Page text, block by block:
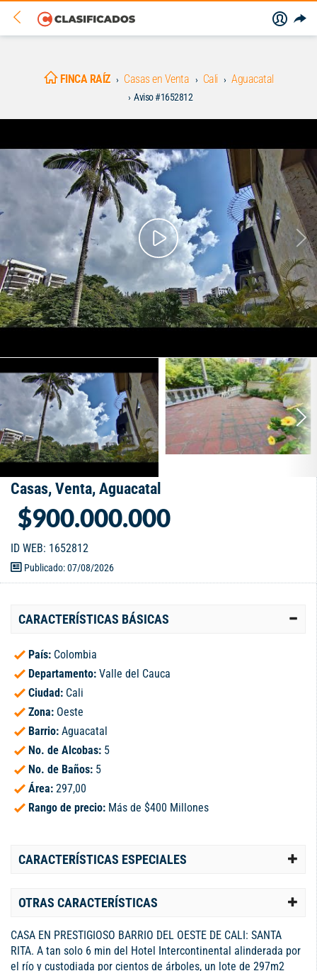
FINCA RAÍZ Casas en Venta Cali Aguacatal
Aviso #1652812
Casas, Venta, Aguacatal
$900.000.000
ID WEB: 1652812
Publicado: 07/08/2026
CARACTERÍSTICAS BÁSICAS
País: Colombia
Departamento: Valle del Cauca
Ciudad: Cali
Zona: Oeste
Barrio: Aguacatal
No. de Alcobas: 5
No. de Baños: 5
Área: 297,00
Rango de precio: Más de $400 Millones
CARACTERÍSTICAS ESPECIALES
OTRAS CARACTERÍSTICAS
CASA EN PRESTIGIOSO BARRIO DEL OESTE DE CALI: SANTA
RITA. A tan solo 6 min del Hotel Intercontinental alinderada por
el río y custodiada por cientos de árboles, un lote de 297m2